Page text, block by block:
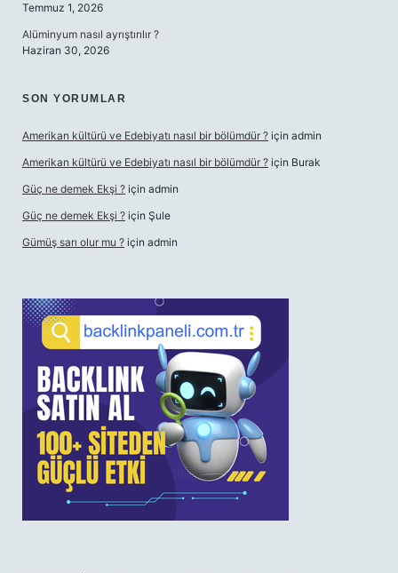
Temmuz 1, 2026
Alüminyum nasıl ayrıştırılır ?
Haziran 30, 2026
SON YORUMLAR
Amerikan kültürü ve Edebiyatı nasıl bir bölümdür ? için admin
Amerikan kültürü ve Edebiyatı nasıl bir bölümdür ? için Burak
Güç ne demek Ekşi ? için admin
Güç ne demek Ekşi ? için Şule
Gümüş sarı olur mu ? için admin